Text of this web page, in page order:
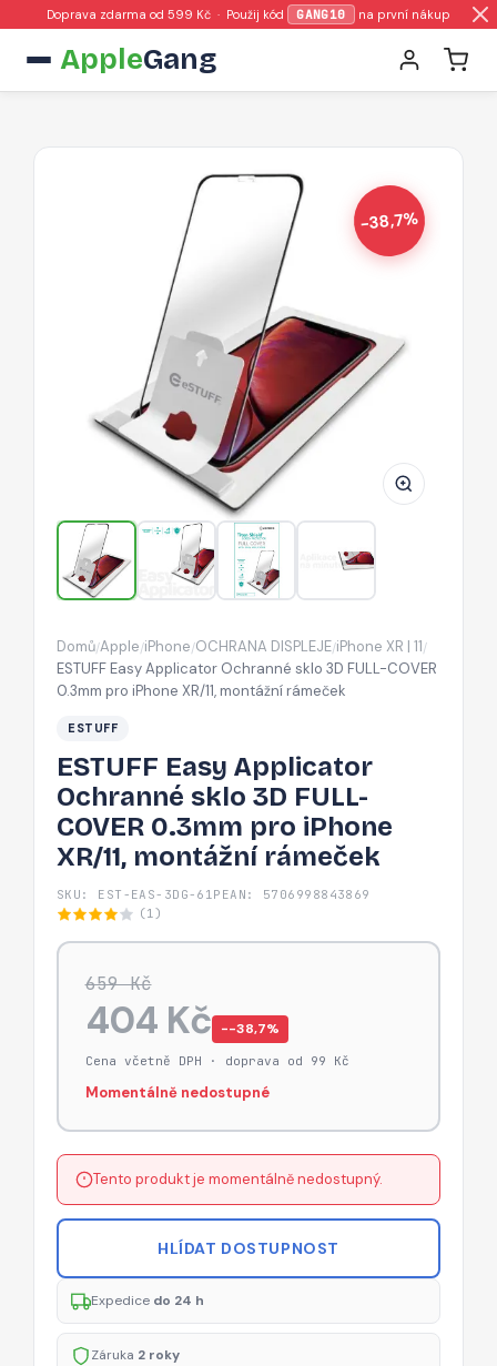
Doprava zdarma od 599 Kč · Použij kód GANG10 na první nákup
AppleGang
-38,7%
ESTUFF
Easy
Applicator
Ochranné
sklo
3D
FULL-
COVER
0.3mm
pro
XR/11,
montážní
Domů/Apple/iPhone/OCHRANA DISPLEJE/iPhone XR | 11/
ESTUFF Easy Applicator Ochranné sklo 3D FULL-COVER
0.3mm pro iPhone XR/11, montážní rámeček
ESTUFF
ESTUFF Easy Applicator
Ochranné sklo 3D FULL-
COVER 0.3mm pro iPhone
XR/11, montážní rámeček
SKU: EST-EAS-3DG-61P EAN: 5706998843869
(1)
659 Kč
404 Kč −-38,7%
Cena včetně DPH · doprava od 99 Kč
Momentálně nedostupné
Tento produkt je momentálně nedostupný.
HLÍDAT DOSTUPNOST
Expedice do 24 h
Záruka 2 roky